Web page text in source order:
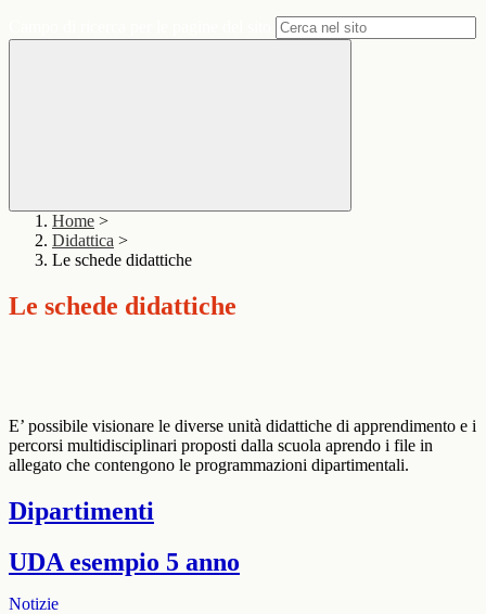
Home >
Didattica >
Le schede didattiche
Le schede didattiche
E’ possibile visionare le diverse unità didattiche di apprendimento e i
percorsi multidisciplinari proposti dalla scuola aprendo i file in
allegato che contengono le programmazioni dipartimentali.
Dipartimenti
UDA esempio 5 anno
Notizie